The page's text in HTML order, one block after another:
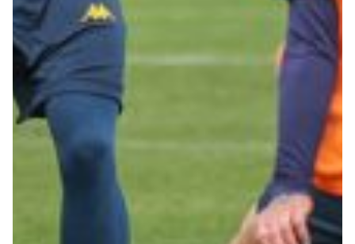
Robe di Kappa x Genoa
Vintage Collection
Red&Blue Voices
Kids